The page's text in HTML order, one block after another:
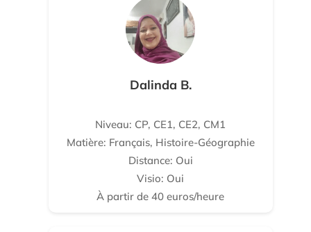
Dalinda B.
Niveau: CP, CE1, CE2, CM1
Matière: Français, Histoire-Géographie
Distance: Oui
Visio: Oui
À partir de 40 euros/heure